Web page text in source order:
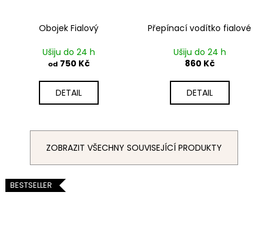
Obojek Fialový
Ušiju do 24 h
od 750 Kč
DETAIL
Přepínací vodítko fialové
Ušiju do 24 h
860 Kč
DETAIL
ZOBRAZIT VŠECHNY SOUVISEJÍCÍ PRODUKTY
BESTSELLER